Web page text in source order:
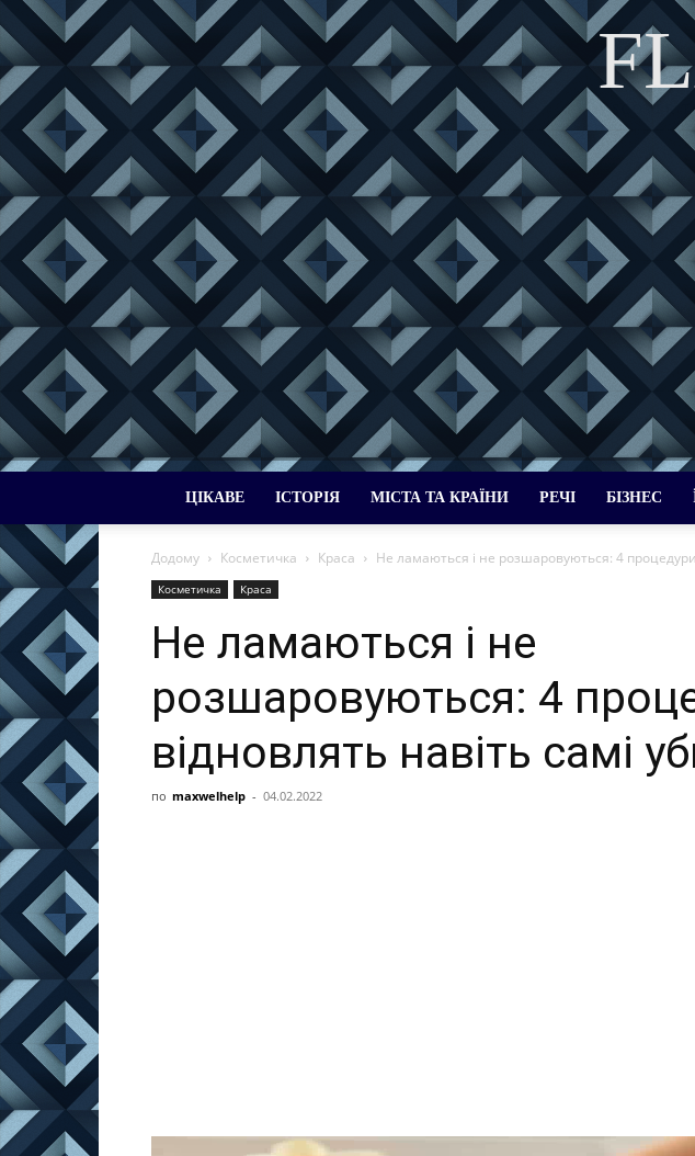
DISCOVER
ЦІКАВЕ ІСТОРІЯ МІСТА ТА КРАЇНИ РЕЧІ БІЗНЕС
Додому Косметичка Краса Не ламаються і не розшаровуються: 4 процедури,
Косметичка Краса
Не ламаються і не
розшаровуються: 4
відновлять навіть самі
по maxwelhelp - 04.02.2022